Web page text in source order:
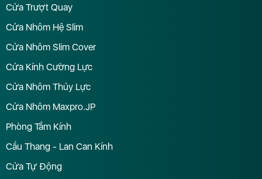
Cửa Trượt Quay
Cửa Nhôm Hệ Slim
Cửa Nhôm Slim Cover
Cửa Kính Cường Lực
Cửa Nhôm Thủy Lực
Cửa Nhôm Maxpro.JP
Phòng Tắm Kính
Cầu Thang - Lan Can Kính
Cửa Tự Động